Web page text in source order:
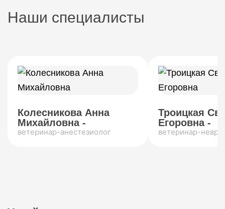
Наши специалисты
Колесникова Анна
Михайловна -
ветеринар-анестезиолог
Троицкая
Егоровна -
ветеринар-